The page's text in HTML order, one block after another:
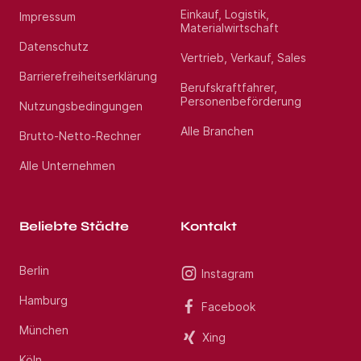
Impressum
Datenschutz
Barrierefreiheitserklärung
Nutzungsbedingungen
Brutto-Netto-Rechner
Alle Unternehmen
Einkauf, Logistik,
Materialwirtschaft
Vertrieb, Verkauf, Sales
Berufskraftfahrer,
Personenbeförderung
Alle Branchen
Beliebte Städte
Berlin
Hamburg
München
Kontakt
Instagram
Facebook
Xing